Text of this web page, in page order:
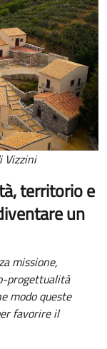
Vizzini
territorio e
un
missione,
progettualità
modo queste
favorire il